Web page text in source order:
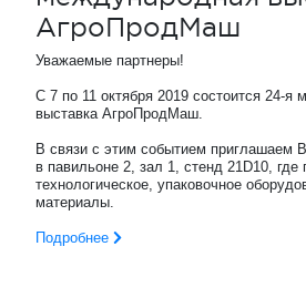
АгроПродМаш
Уважаемые партнеры!
С 7 по 11 октября 2019 состоится 24-я
выставка АгроПродМаш.
В связи с этим событием приглашаем
в павильоне 2, зал 1, стенд 21D10, где
технологическое, упаковочное
материалы.
Подробнее